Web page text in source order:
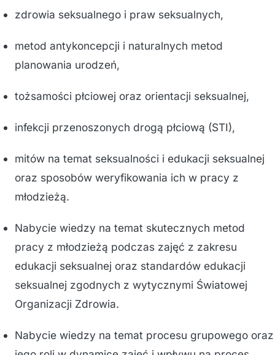
zdrowia seksualnego i praw seksualnych,
metod antykoncepcji i naturalnych metod
planowania urodzeń,
tożsamości płciowej oraz orientacji seksualnej,
infekcji przenoszonych drogą płciową (STI),
mitów na temat seksualności i edukacji seksualnej
oraz sposobów weryfikowania ich w pracy z
młodzieżą.
Nabycie wiedzy na temat skutecznych metod
pracy z młodzieżą podczas zajęć z zakresu
edukacji seksualnej oraz standardów edukacji
seksualnej zgodnych z wytycznymi Światowej
Organizacji Zdrowia.
Nabycie wiedzy na temat procesu grupowego oraz